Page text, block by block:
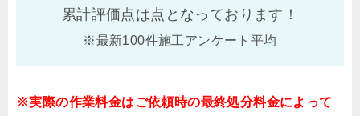
累計評価点は点となっております！
※最新100件施工アンケート平均
※実際の作業料金はご依頼時の最終処分料金によって